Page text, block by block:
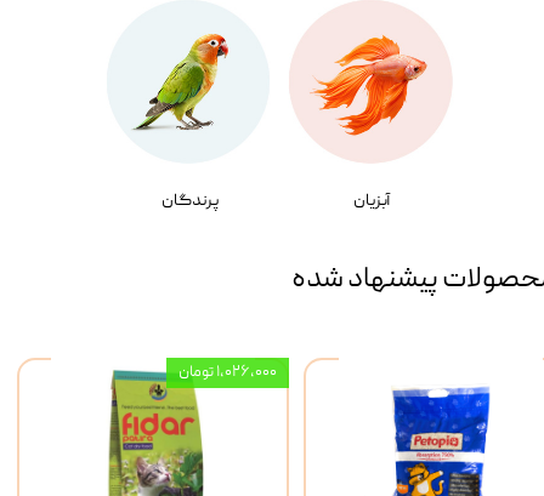
آبزیان پرندگان
پیشنهاد شده
۱,۰۲۶,۰۰۰ تومان